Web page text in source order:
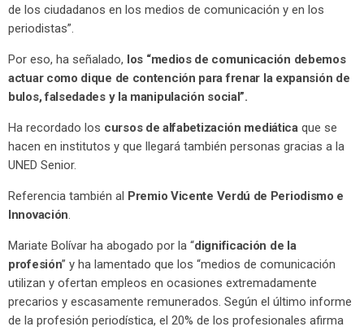
de los ciudadanos en los medios de comunicación y en los
periodistas”.
Por eso, ha señalado, los “medios de comunicación debemos
actuar como dique de contención para frenar la expansión de
bulos, falsedades y la manipulación social”.
Ha recordado los cursos de alfabetización mediáticaque se
hacen en institutos y que llegará también personas gracias a la
UNED Senior.
Referencia también al Premio Vicente Verdú de Periodismo e
Innovación.
Mariate Bolívar ha abogado por la “dignificación de la
profesión” y ha lamentado que los “medios de comunicación
utilizan y ofertan empleos en ocasiones extremadamente
precarios y escasamente remunerados. Según el último informe
de la profesión periodística, el 20% de los profesionales afirma